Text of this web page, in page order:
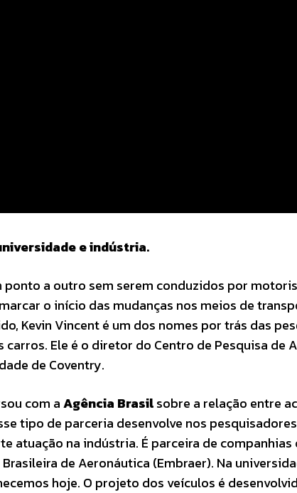
e indústria.
ponto a outro sem serem conduzidos por
o início das mudanças nos meios de
Kevin Vincent é um dos nomes por trás das
Ele é o diretor do Centro de Pesquisa de
de Coventry.
com aAgência Brasilsobre a relação entre
tipo de parceria desenvolve nos
atuação na indústria. É parceira de companhias
de Aeronáutica (Embraer). Na
hoje. O projeto dos veículos é